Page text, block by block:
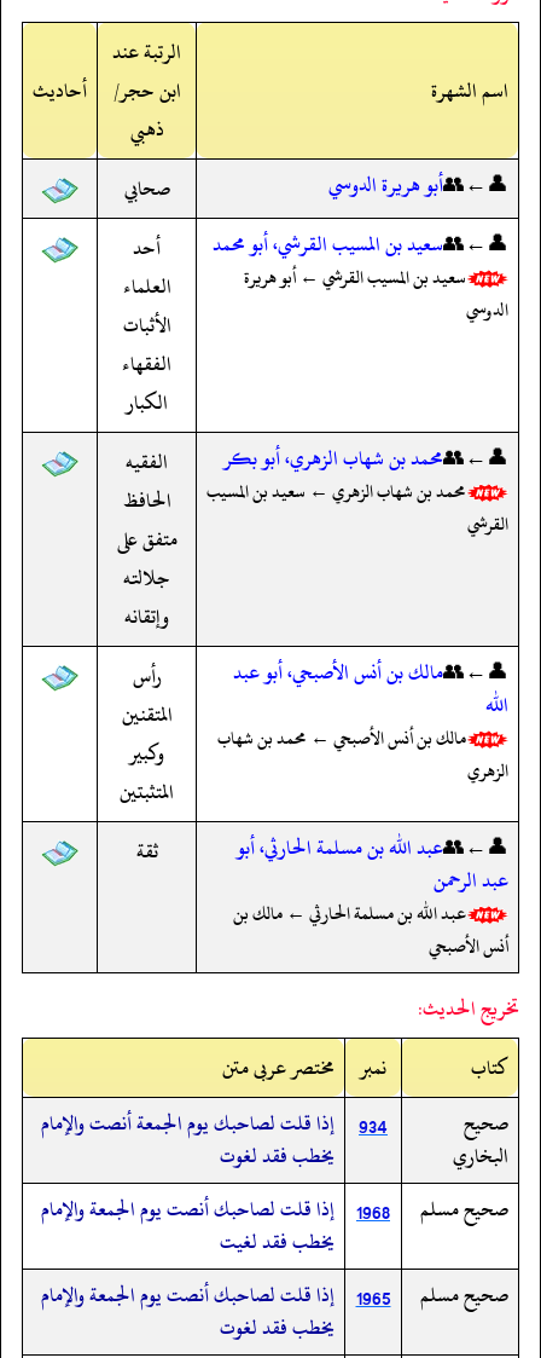
اسم الشهرة
الرتبة عند
ابن حجر/
ذهبي
أحاديث
👤←👥أبو هريرة الدوسي
صحابي
👤←👥سعيد بن المسيب القرشي، أبو محمد
سعيد بن المسيب القرشي ← أبو هريرة
الدوسي
أحد
العلماء
الأثبات
الفقهاء
الكبار
👤←👥محمد بن شهاب الزهري، أبو بكر
محمد بن شهاب الزهري ← سعيد بن المسيب
القرشي
الفقيه
الحافظ
متفق على
جلالته
وإتقانه
👤←👥مالك بن أنس الأصبحي، أبو عبد
الله
مالك بن أنس الأصبحي ← محمد بن شهاب
الزهري
رأس
المتقنين
وكبير
المتثبتين
👤←👥عبد الله بن مسلمة الحارثي، أبو
عبد الرحمن
عبد الله بن مسلمة الحارثي ← مالك بن
أنس الأصبحي
ثقة
تخريج الحديث:
کتاب
نمبر
مختصر عربی متن
صحيح
البخاري
934
إذا قلت لصاحبك يوم الجمعة أنصت والإمام
يخطب فقد لغوت
صحيح مسلم
1968 إذا قلت لصاحبك أنصت يوم الجمعة والإمام
يخطب فقد لغيت
صحيح مسلم
1965 إذا قلت لصاحبك أنصت يوم الجمعة والإمام
يخطب فقد لغوت